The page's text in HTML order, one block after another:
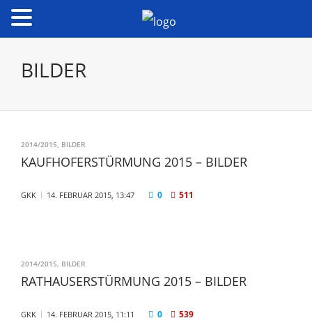
BILDER
2014/2015, BILDER
KAUFHOFERSTÜRMUNG 2015 – BILDER
GKK 14. FEBRUAR 2015, 13:47 0 511
2014/2015, BILDER
RATHAUSERSTÜRMUNG 2015 – BILDER
GKK 14. FEBRUAR 2015, 11:11 0 539